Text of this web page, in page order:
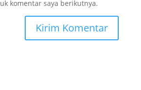
komentar saya berikutnya.